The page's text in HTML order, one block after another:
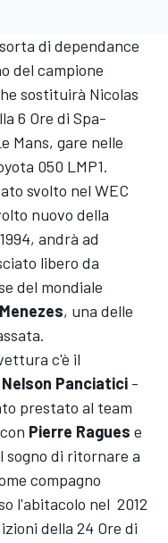
di dependance
del campione
sostituirà Nicolas
6 Ore di Spa-
Mans, gare nelle
050 LMP1.
svolto nel WEC
nuovo della
andrà ad
libero da
del mondiale
Menezes, una delle
c'è il
Nelson Panciatici -
prestato al team
Pierre Ragues e
sogno di ritornare a
compagno
l'abitacolo nel 2012
della 24 Ore di